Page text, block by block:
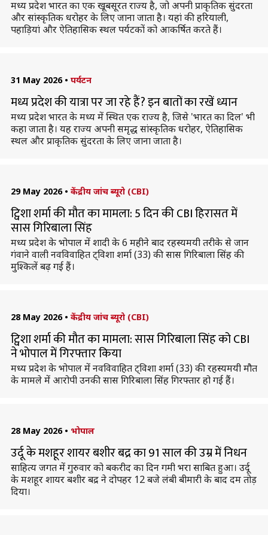
मध्य प्रदेश भारत का एक खूबसूरत राज्य है, जो अपनी प्राकृतिक सुंदरता
और सांस्कृतिक धरोहर के लिए जाना जाता है। यहां की हरियाली,
पहाड़ियां और ऐतिहासिक स्थल पर्यटकों को आकर्षित करते हैं।
31 May 2026 • पर्यटन
मध्य प्रदेश की यात्रा पर जा रहे हैं? इन बातों का रखें ध्यान
मध्य प्रदेश भारत के मध्य में स्थित एक राज्य है, जिसे 'भारत का दिल' भी
कहा जाता है। यह राज्य अपनी समृद्ध सांस्कृतिक धरोहर, ऐतिहासिक
स्थल और प्राकृतिक सुंदरता के लिए जाना जाता है।
29 May 2026 • केंद्रीय जांच ब्यूरो (CBI)
ट्विशा शर्मा की मौत का मामला: 5 दिन की CBI हिरासत में
सास गिरिबाला सिंह
मध्य प्रदेश के भोपाल में शादी के 6 महीने बाद रहस्यमयी तरीके से जान
गंवाने वाली नवविवाहित ट्विशा शर्मा (33) की सास गिरिबाला सिंह की
मुश्किलें बढ़ गई हैं।
28 May 2026 • केंद्रीय जांच ब्यूरो (CBI)
ट्विशा शर्मा की मौत का मामला: सास गिरिबाला सिंह को CBI
ने भोपाल में गिरफ्तार किया
मध्य प्रदेश के भोपाल में नवविवाहित ट्विशा शर्मा (33) की रहस्यमयी मौत
के मामले में आरोपी उनकी सास गिरिबाला सिंह गिरफ्तार हो गई हैं।
28 May 2026 • भोपाल
उर्दू के मशहूर शायर बशीर बद्र का 91 साल की उम्र में निधन
साहित्य जगत में गुरुवार को बकरीद का दिन गमी भरा साबित हुआ। उर्दू
के मशहूर शायर बशीर बद्र ने दोपहर 12 बजे लंबी बीमारी के बाद दम तोड़
दिया।